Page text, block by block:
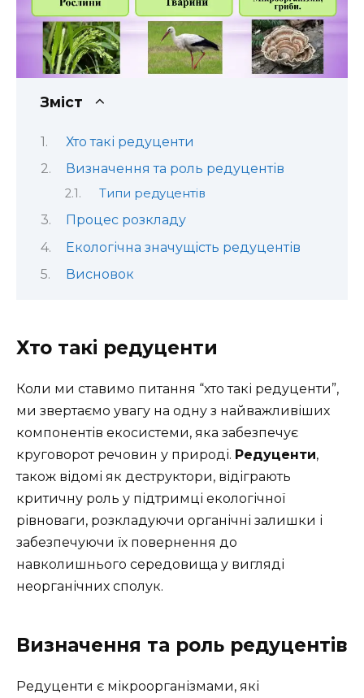
Зміст
Хто такі редуценти
Визначення та роль редуцентів
Типи редуцентів
Процес розкладу
Екологічна значущість редуцентів
Висновок
Хто такі редуценти
Коли ми ставимо питання “хто такі редуценти”,
ми звертаємо увагу на одну з найважливіших
компонентів екосистеми, яка забезпечує
круговорот речовин у природі. Редуценти,
також відомі як деструктори, відіграють
критичну роль у підтримці екологічної
рівноваги, розкладуючи органічні залишки і
забезпечуючи їх повернення до
навколишнього середовища у вигляді
неорганічних сполук.
Визначення та роль редуцентів
Редуценти є мікроорганізмами, які